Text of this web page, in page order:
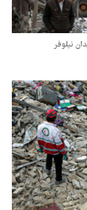
نیلوفر